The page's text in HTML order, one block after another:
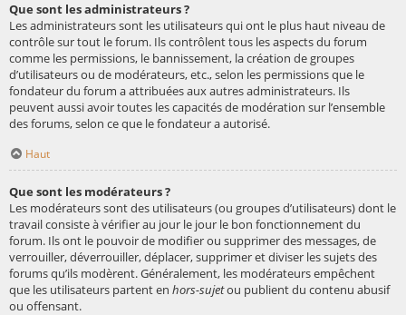
Que sont les administrateurs ?
Les administrateurs sont les utilisateurs qui ont le plus haut niveau de
contrôle sur tout le forum. Ils contrôlent tous les aspects du forum
comme les permissions, le bannissement, la création de groupes
d’utilisateurs ou de modérateurs, etc., selon les permissions que le
fondateur du forum a attribuées aux autres administrateurs. Ils
peuvent aussi avoir toutes les capacités de modération sur l’ensemble
des forums, selon ce que le fondateur a autorisé.
Haut
Que sont les modérateurs ?
Les modérateurs sont des utilisateurs (ou groupes d’utilisateurs) dont le
travail consiste à vérifier au jour le jour le bon fonctionnement du
forum. Ils ont le pouvoir de modifier ou supprimer des messages, de
verrouiller, déverrouiller, déplacer, supprimer et diviser les sujets des
forums qu’ils modèrent. Généralement, les modérateurs empêchent
que les utilisateurs partent en hors-sujetou publient du contenu abusif
ou offensant.